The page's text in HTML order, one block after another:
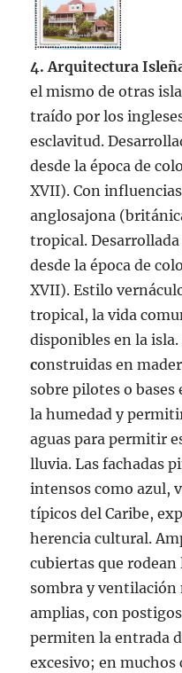
4. Arquitectura
el mismo de otras
traído por los
esclavitud.
desde la época de
XVII). Con influencias
anglosajona
tropical.
desde la época de
XVII). Estilo
tropical, la vida
disponibles en la isla.
construidas en
sobre pilotes o bases
la humedad y
aguas para permitir
lluvia. Las fachadas
intensos como azul,
típicos del Caribe,
herencia cultural.
cubiertas que rodean
sombra y ventilación
amplias, con
permiten la entrada
excesivo; en muchos